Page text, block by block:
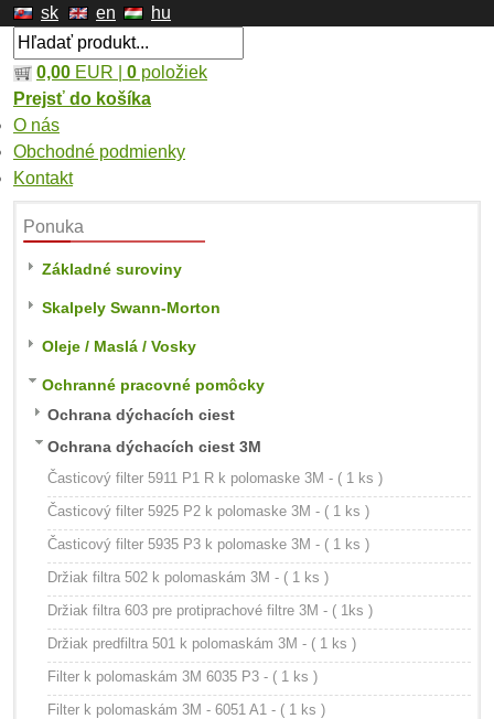
sk en hu
0,00 EUR | 0 položiek
Prejsť do košíka
O nás
Obchodné podmienky
Kontakt
Ponuka
Základné suroviny
Skalpely Swann-Morton
Oleje / Maslá / Vosky
Ochranné pracovné pomôcky
Ochrana dýchacích ciest
Ochrana dýchacích ciest 3M
Časticový filter 5911 P1 R k polomaske 3M - ( 1 ks )
Časticový filter 5925 P2 k polomaske 3M - ( 1 ks )
Časticový filter 5935 P3 k polomaske 3M - ( 1 ks )
Držiak filtra 502 k polomaskám 3M - ( 1 ks )
Držiak filtra 603 pre protiprachové filtre 3M - ( 1ks )
Držiak predfiltra 501 k polomaskám 3M - ( 1 ks )
Filter k polomaskám 3M 6035 P3 - ( 1 ks )
Filter k polomaskám 3M - 6051 A1 - ( 1 ks )